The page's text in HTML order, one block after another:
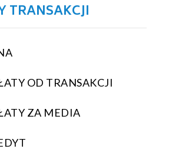
TRANSAKCJI
OD TRANSAKCJI
ZA MEDIA